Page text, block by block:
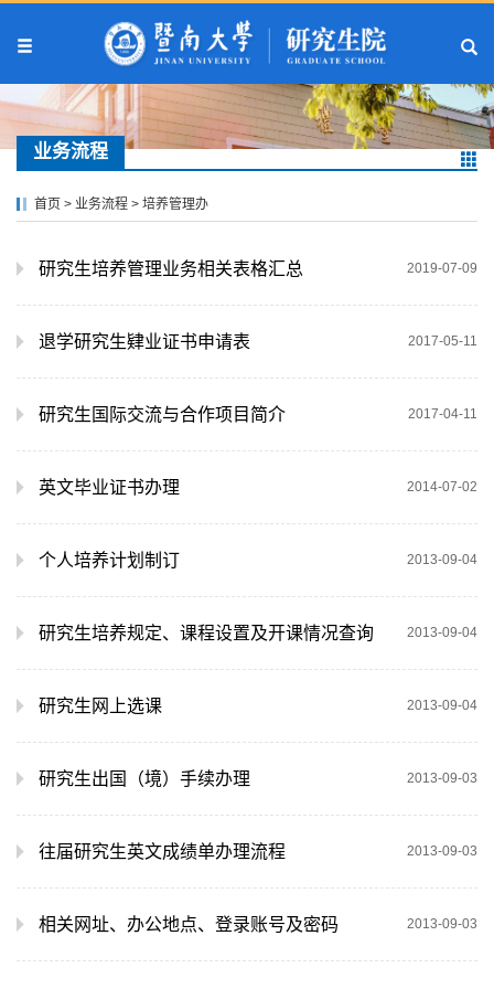
业务流程
首页 > 业务流程 > 培养管理办
研究生培养管理业务相关表格汇总 2019-07-09
退学研究生肄业证书申请表 2017-05-11
研究生国际交流与合作项目简介 2017-04-11
英文毕业证书办理 2014-07-02
个人培养计划制订 2013-09-04
研究生培养规定、课程设置及开课情况查询 2013-09-04
研究生网上选课 2013-09-04
研究生出国（境）手续办理 2013-09-03
往届研究生英文成绩单办理流程 2013-09-03
相关网址、办公地点、登录账号及密码 2013-09-03